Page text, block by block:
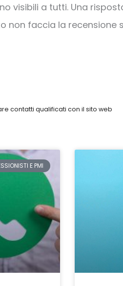
visibili a tutti. Una
non faccia la recensione
contatti qualificati con il sito web
E PMI